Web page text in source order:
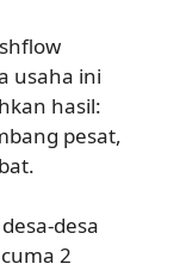
usaha ini
hasil:
pesat,
desa
2